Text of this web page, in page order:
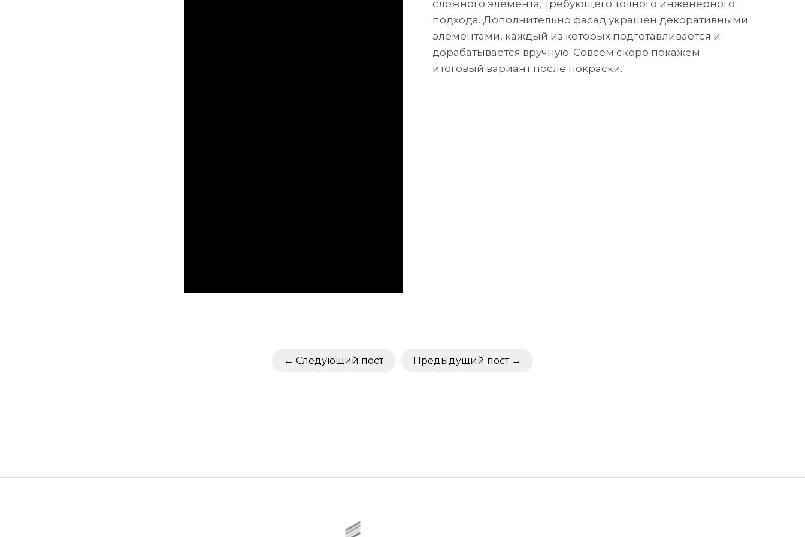
сложного элемента, требующего точного инженерного
подхода. Дополнительно фасад украшен декоративными
элементами, каждый из которых подготавливается и
дорабатывается вручную. Совсем скоро покажем
итоговый вариант после покраски.
Предыдущий пост
Следующий пост